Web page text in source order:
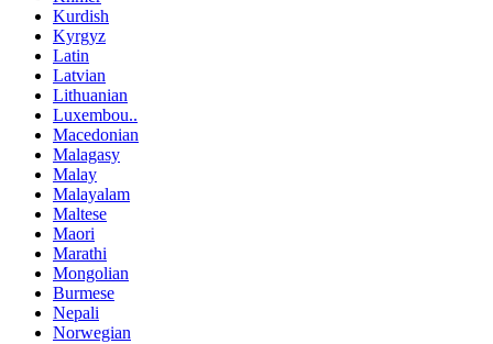
Kurdish
Kyrgyz
Latin
Latvian
Lithuanian
Luxembou..
Macedonian
Malagasy
Malay
Malayalam
Maltese
Maori
Marathi
Mongolian
Burmese
Nepali
Norwegian